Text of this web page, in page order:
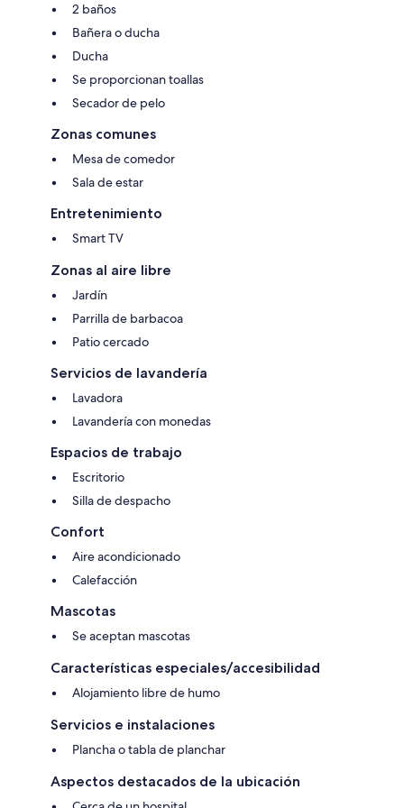
2 baños
Bañera o ducha
Ducha
Se proporcionan toallas
Secador de pelo
Zonas comunes
Mesa de comedor
Sala de estar
Entretenimiento
Smart TV
Zonas al aire libre
Jardín
Parrilla de barbacoa
Patio cercado
Servicios de lavandería
Lavadora
Lavandería con monedas
Espacios de trabajo
Escritorio
Silla de despacho
Confort
Aire acondicionado
Calefacción
Mascotas
Se aceptan mascotas
Características especiales/accesibilidad
Alojamiento libre de humo
Servicios e instalaciones
Plancha o tabla de planchar
Aspectos destacados de la ubicación